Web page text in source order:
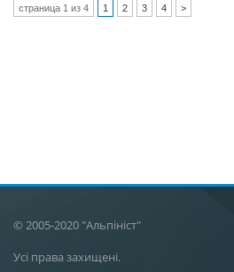
страница 1 из 4 1 2 3 4 >
© 2005-2020 "Альпініст"
Усі права захищені.